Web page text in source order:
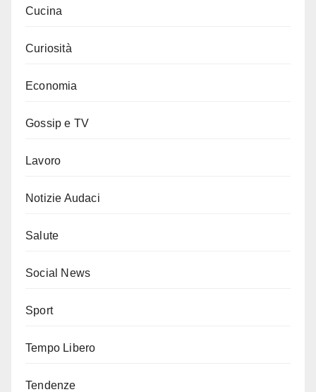
Cucina
Curiosità
Economia
Gossip e TV
Lavoro
Notizie Audaci
Salute
Social News
Sport
Tempo Libero
Tendenze